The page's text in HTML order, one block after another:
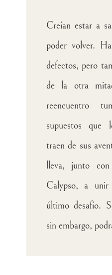
Creían estar a
poder volver.
defectos, pero
de la otra
reencuentro
supuestos que
traen de sus
lleva, junto
Calypso, a
último desafío.
sin embargo,